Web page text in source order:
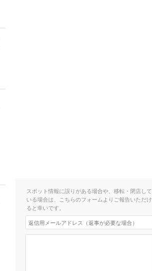
スポット情報に誤りがある場合や、移転・閉店して
いる場合は、こちらのフォームよりご報告いただけ
ると幸いです。